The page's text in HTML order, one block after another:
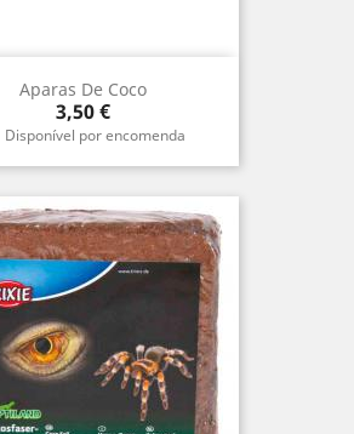
Aparas De Coco
Precio
3,50 €
Disponível por encomenda